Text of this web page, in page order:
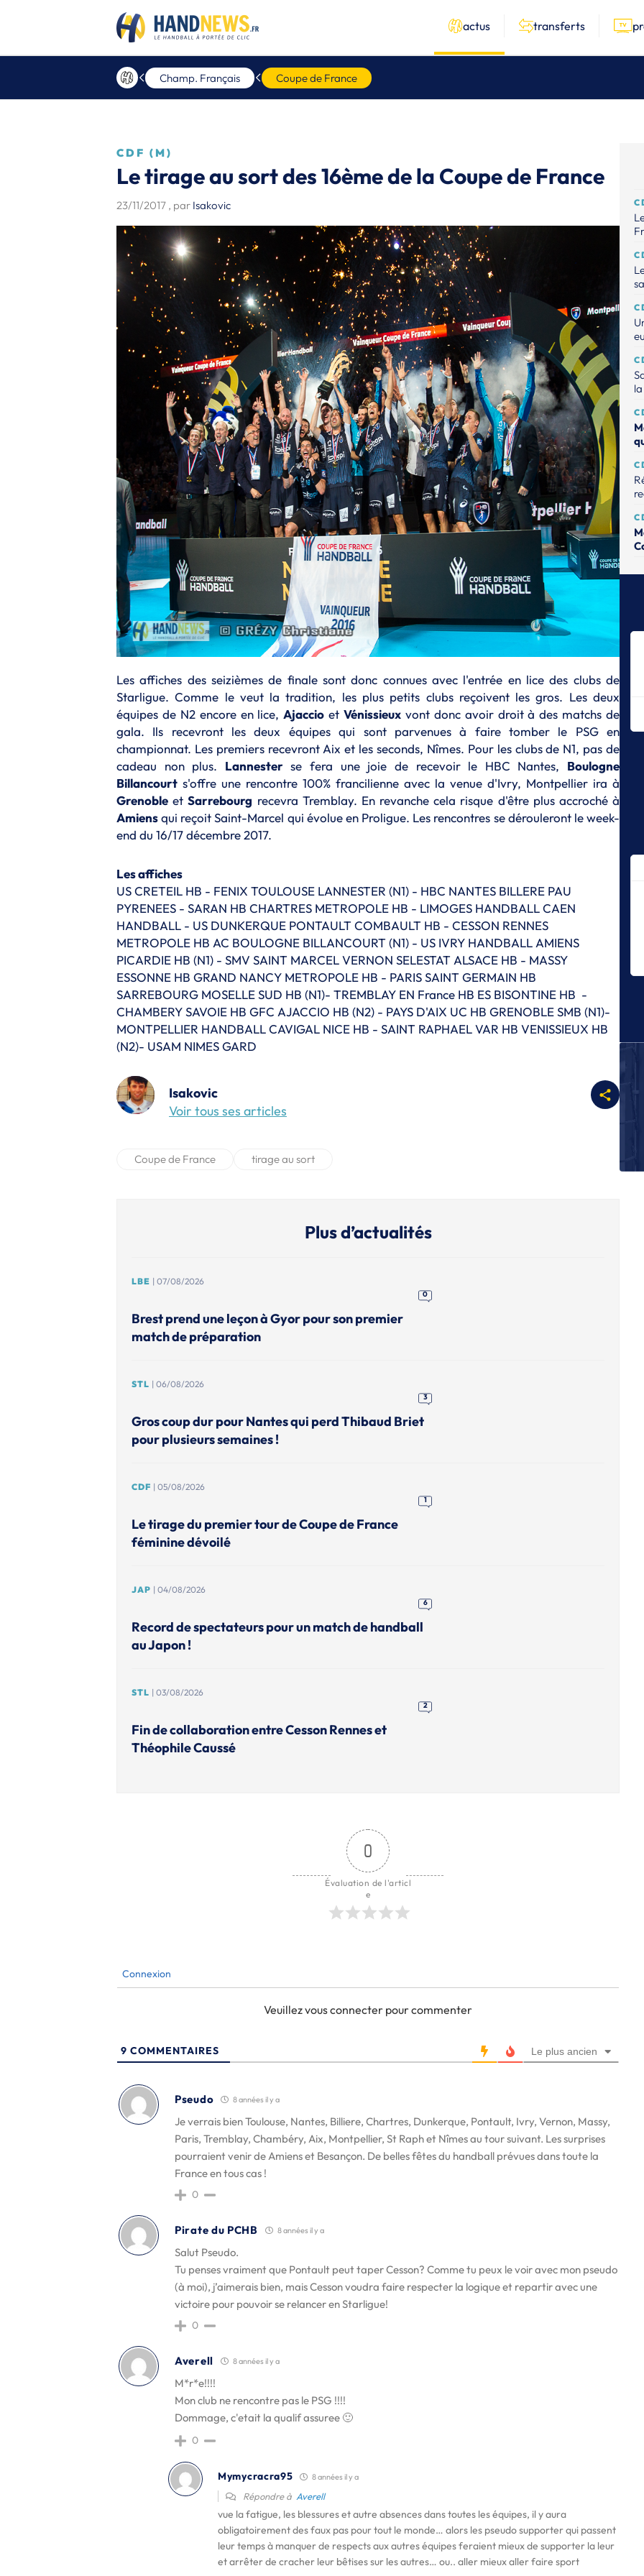
actus transferts
Champ. Français Coupe de France
CDF (M)
Le tirage au sort des 16ème de la Coupe de France
23/11/2017 , par Isakovic
Les affiches des seizièmes de finale sont donc connues avec l'entrée en lice des clubs de
Starligue. Comme le veut la tradition, les plus petits clubs reçoivent les gros. Les deux
équipes de N2 encore en lice,Ajaccio et Vénissieux vont donc avoir droit à des matchs de
gala. Ils recevront les deux équipes qui sont parvenues à faire tomber le PSG en
championnat. Les premiers recevront Aix et les seconds, Nîmes. Pour les clubs de N1, pas de
cadeau non plus. Lannesterse fera une joie de recevoir le HBC Nantes, Boulogne
Billancourt s'offre une rencontre 100% francilienne avec la venue d'Ivry, Montpellier ira à
Grenoble etSarrebourg recevra Tremblay. En revanche cela risque d'être plus accroché à
Amiensqui reçoit Saint-Marcel qui évolue en Proligue. Les rencontres se dérouleront le week-
end du 16/17 décembre 2017.
Les affiches
US CRETEIL HB - FENIX TOULOUSE LANNESTER (N1) - HBC NANTES BILLERE PAU
PYRENEES - SARAN HB CHARTRES METROPOLE HB - LIMOGES HANDBALL CAEN
HANDBALL - US DUNKERQUE PONTAULT COMBAULT HB - CESSON RENNES
METROPOLE HB AC BOULOGNE BILLANCOURT (N1) - US IVRY HANDBALL AMIENS
PICARDIE HB (N1) - SMV SAINT MARCEL VERNON SELESTAT ALSACE HB - MASSY
ESSONNE HB GRAND NANCY METROPOLE HB - PARIS SAINT GERMAIN HB
SARREBOURG MOSELLE SUD HB (N1)- TREMBLAY EN France HB ES BISONTINE HB -
CHAMBERY SAVOIE HB GFC AJACCIO HB (N2) - PAYS D'AIX UC HB GRENOBLE SMB (N1)-
MONTPELLIER HANDBALL CAVIGAL NICE HB - SAINT RAPHAEL VAR HB VENISSIEUX HB
(N2)- USAM NIMES GARD
Isakovic
Voir tous ses articles
Coupe de France tirage au sort
Plus d’actualités
LBE | 07/08/2026
0
Brest prend une leçon à Gyor pour son premier
match de préparation
STL | 06/08/2026
3
Gros coup dur pour Nantes qui perd Thibaud Briet
pour plusieurs semaines !
CDF | 05/08/2026
1
Le tirage du premier tour de Coupe de France
féminine dévoilé
JAP | 04/08/2026
6
Record de spectateurs pour un match de handball
au Japon !
STL | 03/08/2026
2
Fin de collaboration entre Cesson Rennes et
Théophile Caussé
0
Évaluation de l'articl
e
Connexion
Veuillez vous connecter pour commenter
9 COMMENTAIRES Le plus ancien
Pseudo 8 années il y a
Je verrais bien Toulouse, Nantes, Billiere, Chartres, Dunkerque, Pontault, Ivry, Vernon, Massy,
Paris, Tremblay, Chambéry, Aix, Montpellier, St Raph et Nîmes au tour suivant. Les surprises
pourraient venir de Amiens et Besançon. De belles fêtes du handball prévues dans toute la
France en tous cas !
0
Pirate du PCHB 8 années il y a
Salut Pseudo.
Tu penses vraiment que Pontault peut taper Cesson? Comme tu peux le voir avec mon pseudo
(à moi), j’aimerais bien, mais Cesson voudra faire respecter la logique et repartir avec une
victoire pour pouvoir se relancer en Starligue!
0
Averell 8 années il y a
M*r*e!!!!
Mon club ne rencontre pas le PSG !!!!
Dommage, c'etait la qualif assuree 🙂
0
Mymycracra95 8 années il y a
Répondre à Averell
vue la fatigue, les blessures et autre absences dans toutes les équipes, il y aura
obligatoirement des faux pas pour tout le monde… alors les pseudo supporter qui passent
leur temps à manquer de respects aux autres équipes feraient mieux de supporter la leur
et arrêter de cracher leur bêtises sur les autres… ou.. aller mieux aller faire sport